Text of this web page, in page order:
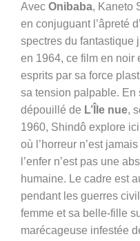
Avec Onibaba, Kaneto
en conjuguant l’âpreté
spectres du fantastique
en 1964, ce film en noir
esprits par sa force
sa tension palpable. En
dépouillé de L’Île nue,
1960, Shindô explore
où l’horreur n’est
l’enfer n’est pas une
humaine. Le cadre est
pendant les guerres
femme et sa belle-fille
marécageuse infestée